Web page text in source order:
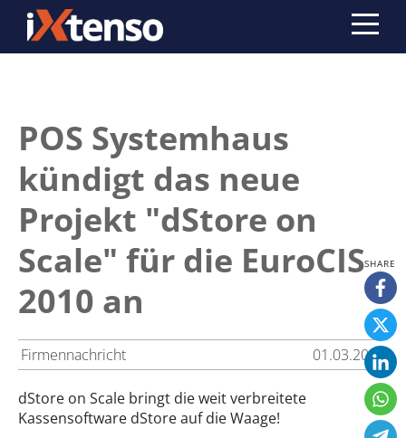
POS Systemhaus
kündigt das neue
Projekt "dStore on
Scale" für die EuroCIS
2010 an
Firmennachricht 01.03.2010
dStore on Scale bringt die weit verbreitete
Kassensoftware dStore auf die Waage!